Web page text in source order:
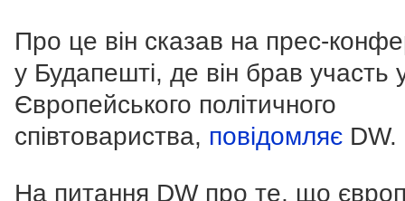
Про це він сказав на прес-
у Будапешті, де він брав участь
Європейського політичного
співтовариства, повідомляє DW.
На питання DW про те, що